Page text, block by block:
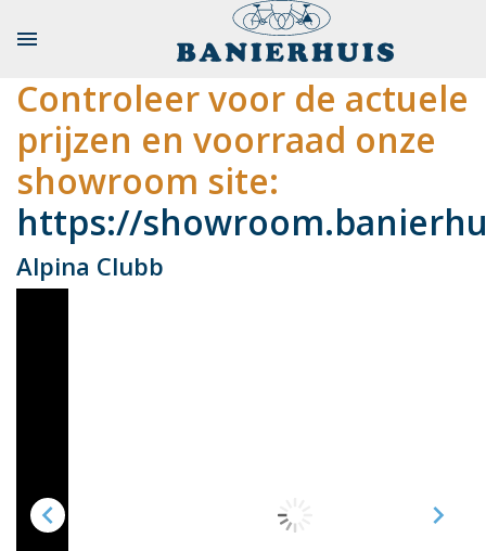

Controleer voor de actuele
prijzen en voorraad onze
showroom site:
https://
Alpina Clubb
 